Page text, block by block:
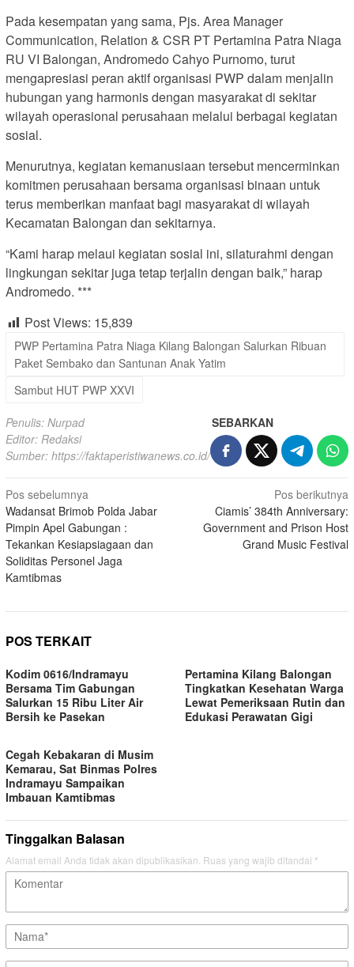
Pada kesempatan yang sama, Pjs. Area Manager
Communication, Relation & CSR PT Pertamina Patra Niaga
RU VI Balongan, Andromedo Cahyo Purnomo, turut
mengapresiasi peran aktif organisasi PWP dalam menjalin
hubungan yang harmonis dengan masyarakat di sekitar
wilayah operasional perusahaan melalui berbagai kegiatan
sosial.
Menurutnya, kegiatan kemanusiaan tersebut mencerminkan
komitmen perusahaan bersama organisasi binaan untuk
terus memberikan manfaat bagi masyarakat di wilayah
Kecamatan Balongan dan sekitarnya.
“Kami harap melaui kegiatan sosial ini, silaturahmi dengan
lingkungan sekitar juga tetap terjalin dengan baik,” harap
Andromedo. ***
Post Views: 15,839
PWP Pertamina Patra Niaga Kilang Balongan Salurkan Ribuan
Paket Sembako dan Santunan Anak Yatim
Sambut HUT PWP XXVI
Penulis: Nurpad
Editor: Redaksi
Sumber: https://faktaperistiwanews.co.id/
SEBARKAN
Navigasi
pos
Pos sebelumnya
Wadansat Brimob Polda Jabar
Pimpin Apel Gabungan :
Tekankan Kesiapsiagaan dan
Soliditas Personel Jaga
Kamtibmas
Pos berikutnya
Ciamis’ 384th Anniversary:
Government and Prison Host
Grand Music Festival
POS TERKAIT
Kodim 0616/Indramayu
Bersama Tim Gabungan
Salurkan 15 Ribu Liter Air
Bersih ke Pasekan
Pertamina Kilang Balongan
Tingkatkan Kesehatan Warga
Lewat Pemeriksaan Rutin dan
Edukasi Perawatan Gigi
Cegah Kebakaran di Musim
Kemarau, Sat Binmas Polres
Indramayu Sampaikan
Imbauan Kamtibmas
Tinggalkan Balasan
Alamat email Anda tidak akan dipublikasikan. Ruas yang wajib ditandai *